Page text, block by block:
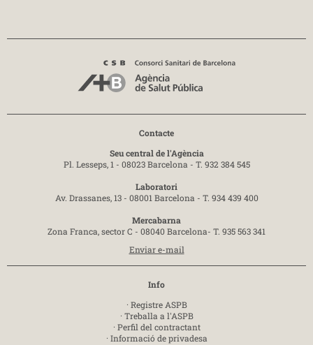
Contacte
Seu central de l'Agència
Pl. Lesseps, 1 - 08023 Barcelona - T. 932 384 545
Laboratori
Av. Drassanes, 13 - 08001 Barcelona - T. 934 439 400
Mercabarna
Zona Franca, sector C - 08040 Barcelona- T. 935 563 341
Enviar e-mail
Info
· Registre ASPB
· Treballa a l'ASPB
· Perfil del contractant
· Informació de privadesa